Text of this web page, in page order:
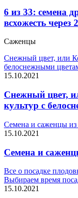
6 из 33: семена
всхожесть через
Саженцы
Снежный цвет, или
белоснежными
15.10.2021
Снежный цвет,
культур с
Семена и саженцы из
15.10.2021
Семена и
Все о посадке
Выбираем время
15.10.2021